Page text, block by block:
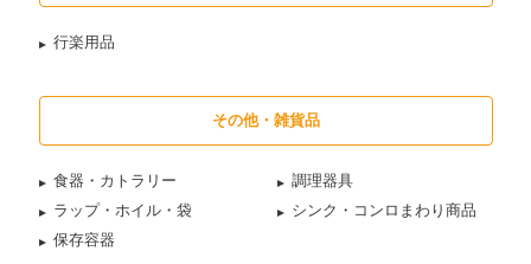
行楽用品
その他・雑貨品
食器・カトラリー
調理器具
ラップ・ホイル・袋
シンク・コンロまわり商品
保存容器